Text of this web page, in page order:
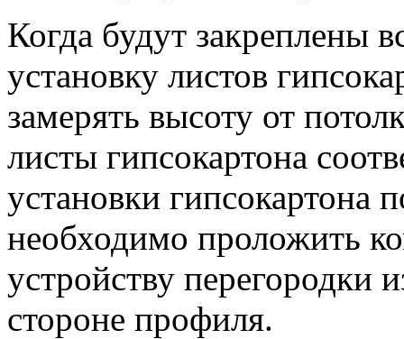
Когда будут закреплены
установку листов
замерять высоту от
листы гипсокартона
установки гипсокартона
необходимо проложить
устройству перегородки
стороне профиля.